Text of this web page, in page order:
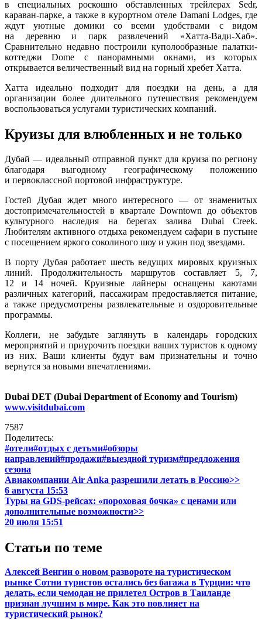
в специальных роскошно обставленных трейлерах Sedr,
караван-парке, а также в курортном отеле Damani Lodges, где
ждут уютные домики со всеми удобствами с видом
на деревню и парк развлечений «Хатта-Вади-Хаб».
Сравнительно недавно построили куполообразные палатки-
коттеджи Dome с панорамными окнами, из которых
открывается величественный вид на горный хребет Хатта.
Хатта идеально подходит для поездки на день, а для
организации более длительного путешествия рекомендуем
воспользоваться услугами туристических компаний.
Круизы для влюбленных и не только
Дубай ― идеальный отправной пункт для круиза по региону
благодаря выгодному географическому положению
и первоклассной портовой инфраструктуре.
Гостей Дубая ждет много интересного — от знаменитых
достопримечательностей в квартале Downtown до объектов
культурного наследия на берегах залива Dubai Creek.
Любителям активного отдыха рекомендуем сафари в пустыне
с посещением яркого соколиного шоу и ужин под звездами.
В порту Дубая работает шесть ведущих мировых круизных
линий. Продолжительность маршрутов составляет 5, 7,
12 и 14 ночей. Круизные лайнеры оснащены каютами
различных категорий, пассажирам предоставляется питание,
а также предусмотрены развлекательные и оздоровительные
программы.
Коллеги, не забудьте заглянуть в календарь городских
мероприятий и приурочить поездки ваших туристов к одному
из них. Ваши клиенты будут вам признательны и точно
вернутся за новыми впечатлениями.
Dubai DET (Dubai Department of Economy and Tourism)
www.visitdubai.com
7587
Поделитесь:
#отели#отдых с детьми#обзоры
направлений#продажи#выездной туризм#предложения
сезона
Авиакомпании Air Anka разрешили летать в Россию>>
6 августа 15:53
Туры на GDS-рейсах: «пороховая бочка» с ценами или
дополнительные возможности>>
20 июля 15:51
Статьи по теме
Алексей Венгин о новом развороте на туристическом
рынке Сотни туристов остались без багажа в Турции: что
делать, если чемодан не прилетел Остров в Таиланде
признан лучшим в мире. Как это повлияет на
туристический рынок?